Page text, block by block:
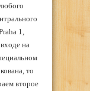
1,
на
то
второе